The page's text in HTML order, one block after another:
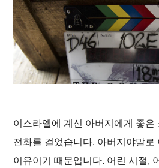
이스라엘에 계신 아버지에게 좋은
전화를 걸었습니다. 아버지야말로
이유이기 때문입니다. 어린 시절,